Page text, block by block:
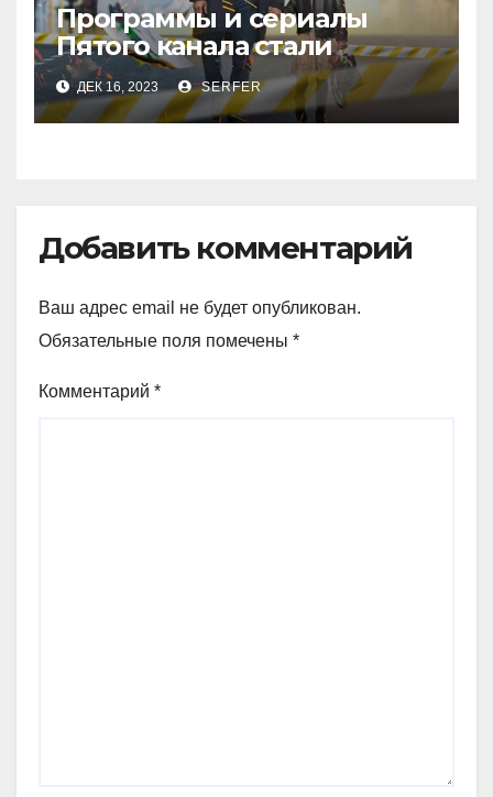
Программы и сериалы
Пятого канала стали
рекордсменами в
уходящем году
ДЕК 16, 2023 SERFER
Добавить комментарий
Ваш адрес email не будет опубликован.
Обязательные поля помечены *
Комментарий *